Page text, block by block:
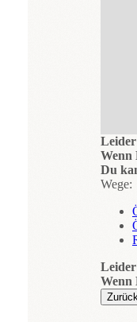
Leider
Wenn
Du
Wege:
Leider
Wenn
Zurück